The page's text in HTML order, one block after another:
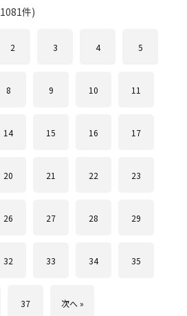
1081件)
2 3 4 5
8 9 10 11
14 15 16 17
20 21 22 23
26 27 28 29
32 33 34 35
37 次へ »